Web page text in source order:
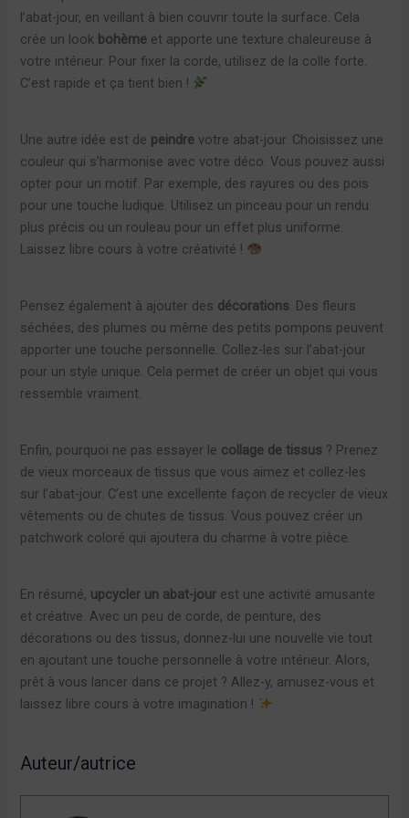
l’abat-jour, en veillant à bien couvrir toute la surface. Cela
crée un look bohème et apporte une texture chaleureuse à
votre intérieur. Pour fixer la corde, utilisez de la colle forte.
C’est rapide et ça tient bien !
Une autre idée est de peindre votre abat-jour. Choisissez une
couleur qui s’harmonise avec votre déco. Vous pouvez aussi
opter pour un motif. Par exemple, des rayures ou des pois
pour une touche ludique. Utilisez un pinceau pour un rendu
plus précis ou un rouleau pour un effet plus uniforme.
Laissez libre cours à votre créativité !
Pensez également à ajouter des décorations. Des fleurs
séchées, des plumes ou même des petits pompons peuvent
apporter une touche personnelle. Collez-les sur l’abat-jour
pour un style unique. Cela permet de créer un objet qui vous
ressemble vraiment.
Enfin, pourquoi ne pas essayer le collage de tissus ? Prenez
de vieux morceaux de tissus que vous aimez et collez-les
sur l’abat-jour. C’est une excellente façon de recycler de vieux
vêtements ou de chutes de tissus. Vous pouvez créer un
patchwork coloré qui ajoutera du charme à votre pièce.
En résumé, upcycler un abat-jour est une activité amusante
et créative. Avec un peu de corde, de peinture, des
décorations ou des tissus, donnez-lui une nouvelle vie tout
en ajoutant une touche personnelle à votre intérieur. Alors,
prêt à vous lancer dans ce projet ? Allez-y, amusez-vous et
laissez libre cours à votre imagination !
Auteur/autrice